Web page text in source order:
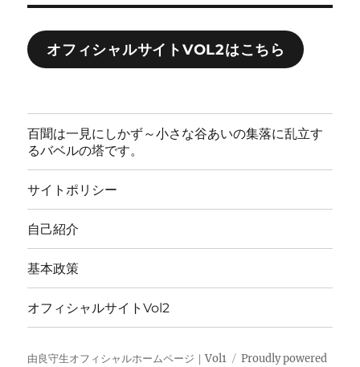
オフィシャルサイトVOL2はこちら
百聞は一見にしかず～小さな谷あいの集落に乱立す
るバベルの塔です。
サイトポリシー
自己紹介
基本政策
オフィシャルサイトVol2
由良守生オフィシャルホームページ｜Vol1
Proudly powered